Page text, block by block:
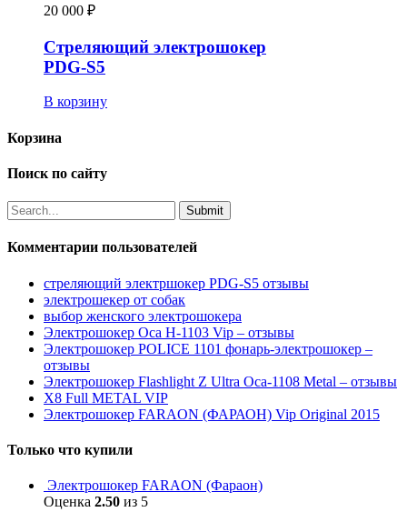
20 000 ₽
Стреляющий электрошокер
PDG-S5
В корзину
Корзина
Поиск по сайту
Комментарии пользователей
стреляющий электршокер PDG-S5 отзывы
электрошекер от собак
выбор женского электрошокера
Электрошокер Оса H-1103 Vip – отзывы
Электрошокер POLICE 1101 фонарь-электрошокер –
отзывы
Электрошокер Flashlight Z Ultra Оса-1108 Metal – отзывы
Х8 Full METAL VIP
Электрошокер FARAON (ФАРАОН) Vip Original 2015
Только что купили
Электрошокер FARAON (Фараон)
Оценка 2.50 из 5